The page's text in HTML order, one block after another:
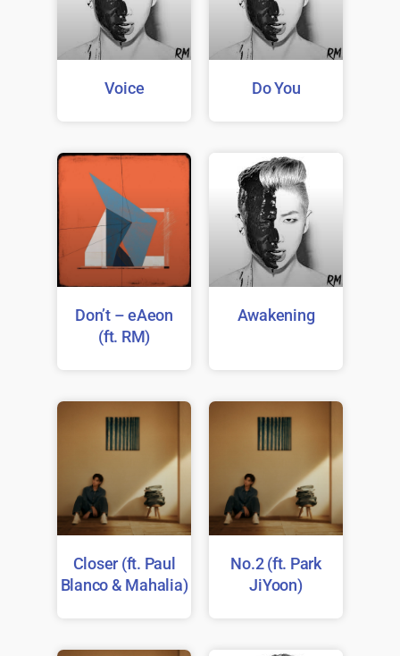
Voice Do You
Don’t – eAeon
(ft. RM)
Awakening
Closer (ft. Paul
Blanco & Mahalia)
No.2 (ft. Park
JiYoon)